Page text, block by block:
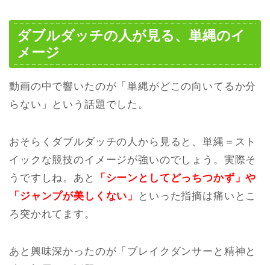
ダブルダッチの人が見る、単縄のイ
メージ
動画の中で響いたのが「単縄がどこの向いてるか分
らない」という話題でした。
おそらくダブルダッチの人から見ると、単縄＝スト
イックな競技のイメージが強いのでしょう。実際そ
うですしね。あと
「シーンとしてどっちつかず」や
「ジャンプが美しくない」
といった指摘は痛いとこ
ろ突かれてます。
あと興味深かったのが「ブレイクダンサーと精神と